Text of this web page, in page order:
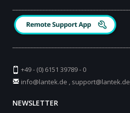
+49 - (0) 6151 39789 - 0
info@lantek.de , support@lantek.de
NEWSLETTER